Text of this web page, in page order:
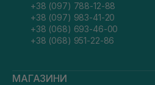
+38 (097) 788-12-88
+38 (097) 983-41-20
+38 (068) 693-46-00
+38 (068) 951-22-86
МАГАЗИНИ